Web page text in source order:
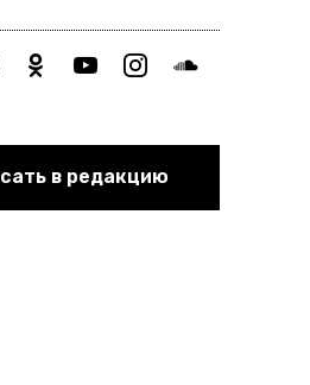
odnoklassniki
youtubeinstagramsoundcloud
в редакцию